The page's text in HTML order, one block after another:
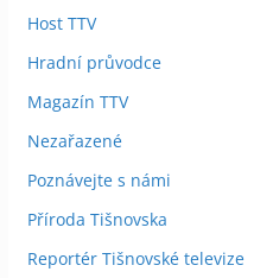
Host TTV
Hradní průvodce
Magazín TTV
Nezařazené
Poznávejte s námi
Příroda Tišnovska
Reportér Tišnovské televize